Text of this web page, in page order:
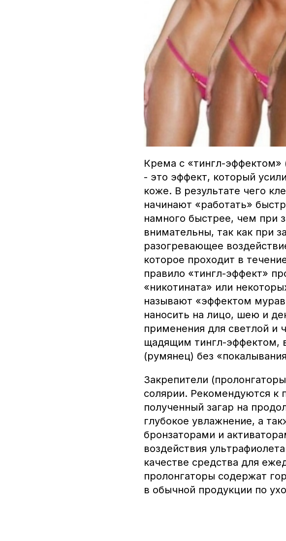
Крема с «тингл-эффектом»
- это эффект, который
коже. В результате чего
начинают «работать»
намного быстрее, чем при
внимательны, так как при
разогревающее
которое проходит в
правило «тингл-эффект»
«никотината» или
называют «эффектом
наносить на лицо, шею и
применения для светлой и
щадящим тингл-эффектом,
(румянец) без
Закрепители
солярии. Рекомендуются к
полученный загар на
глубокое увлажнение, а
бронзаторами и
воздействия
качестве средства для
пролонгаторы содержат
в обычной продукции по